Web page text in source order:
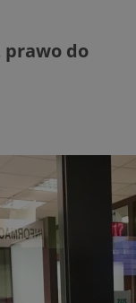
prawo do